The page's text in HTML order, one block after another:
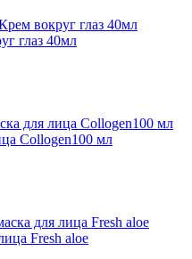
глаз 40мл
Collogen100 мл
Fresh aloe